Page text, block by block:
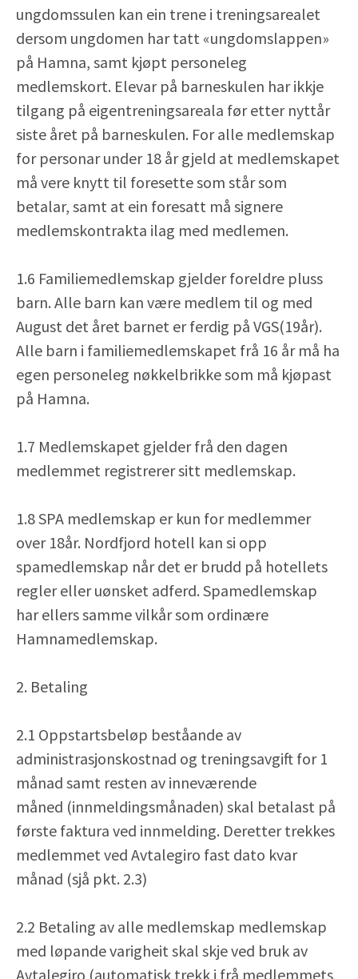
ungdomssulen kan ein trene i treningsarealet
dersom ungdomen har tatt «ungdomslappen»
på Hamna, samt kjøpt personeleg
medlemskort. Elevar på barneskulen har ikkje
tilgang på eigentreningsareala før etter nyttår
siste året på barneskulen. For alle medlemskap
for personar under 18 år gjeld at medlemskapet
må vere knytt til foresette som står som
betalar, samt at ein foresatt må signere
medlemskontrakta ilag med medlemen.
1.6 Familiemedlemskap gjelder foreldre pluss
barn. Alle barn kan være medlem til og med
August det året barnet er ferdig på VGS(19år).
Alle barn i familiemedlemskapet frå 16 år må ha
egen personeleg nøkkelbrikke som må kjøpast
på Hamna.
1.7 Medlemskapet gjelder frå den dagen
medlemmet registrerer sitt medlemskap.
1.8 SPA medlemskap er kun for medlemmer
over 18år. Nordfjord hotell kan si opp
spamedlemskap når det er brudd på hotellets
regler eller uønsket adferd. Spamedlemskap
har ellers samme vilkår som ordinære
Hamnamedlemskap.
2. Betaling
2.1 Oppstartsbeløp beståande av
administrasjonskostnad og treningsavgift for 1
månad samt resten av inneværende
måned (innmeldingsmånaden) skal betalast på
første faktura ved innmelding. Deretter trekkes
medlemmet ved Avtalegiro fast dato kvar
månad (sjå pkt. 2.3)
2.2 Betaling av alle medlemskap medlemskap
med løpande varigheit skal skje ved bruk av
Avtalegiro (automatisk trekk i frå medlemmets